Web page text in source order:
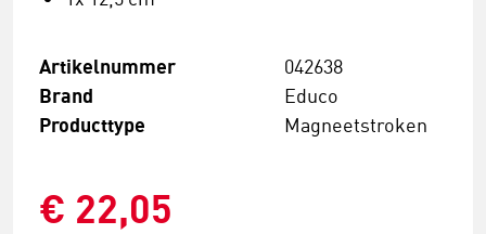
Artikelnummer 042638
Brand Educo
Producttype Magneetstroken
€ 22,05